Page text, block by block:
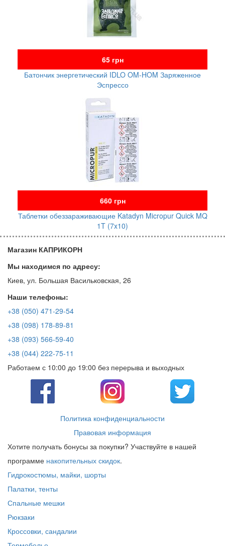
65 грн
Батончик энергетический IDLO OM-HOM Заряженное
Эспрессо
660 грн
Таблетки обеззараживающие Katadyn Micropur Quick MQ
1T (7x10)
Магазин КАПРИКОРН
Мы находимся по адресу:
Киев, ул. Большая Васильковская, 26
Наши телефоны:
+38 (050) 471-29-54
+38 (098) 178-89-81
+38 (093) 566-59-40
+38 (044) 222-75-11
Работаем с 10:00 до 19:00 без перерыва и выходных
Политика конфиденциальности
Правовая информация
Хотите получать бонусы за покупки? Участвуйте в нашей
программе накопительных скидок.
Гидрокостюмы, майки, шорты
Палатки, тенты
Спальные мешки
Рюкзаки
Кроссовки, сандалии